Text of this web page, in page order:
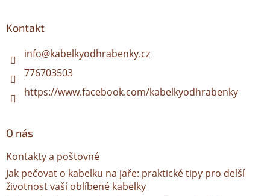
Kontakt
info@kabelkyodhrabenky.cz
776703503
https://www.facebook.com/kabelkyodhrabenky
O nás
Kontakty a poštovné
Jak pečovat o kabelku na jaře: praktické tipy pro delší
životnost vaší oblíbené kabelky